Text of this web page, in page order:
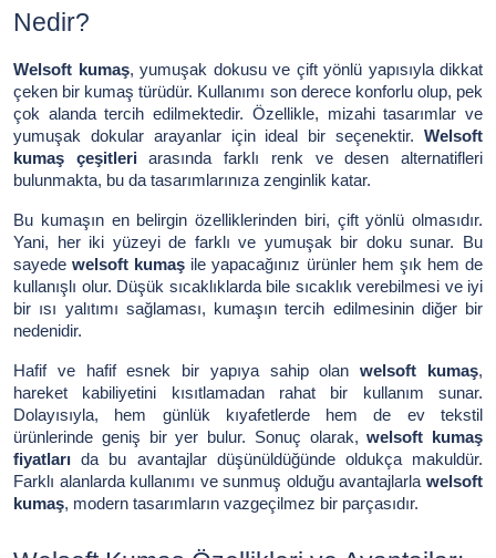
Nedir?
Welsoft kumaş, yumuşak dokusu ve çift yönlü yapısıyla dikkat
çeken bir kumaş türüdür. Kullanımı son derece konforlu olup, pek
çok alanda tercih edilmektedir. Özellikle, mizahi tasarımlar ve
yumuşak dokular arayanlar için ideal bir seçenektir. Welsoft
kumaş çeşitleriarasında farklı renk ve desen alternatifleri
bulunmakta, bu da tasarımlarınıza zenginlik katar.
Bu kumaşın en belirgin özelliklerinden biri, çift yönlü olmasıdır.
Yani, her iki yüzeyi de farklı ve yumuşak bir doku sunar. Bu
sayedewelsoft kumaş ile yapacağınız ürünler hem şık hem de
kullanışlı olur. Düşük sıcaklıklarda bile sıcaklık verebilmesi ve iyi
bir ısı yalıtımı sağlaması, kumaşın tercih edilmesinin diğer bir
nedenidir.
Hafif ve hafif esnek bir yapıya sahip olanwelsoft kumaş,
hareket kabiliyetini kısıtlamadan rahat bir kullanım sunar.
Dolayısıyla, hem günlük kıyafetlerde hem de ev tekstil
ürünlerinde geniş bir yer bulur. Sonuç olarak,welsoft kumaş
fiyatları da bu avantajlar düşünüldüğünde oldukça makuldür.
Farklı alanlarda kullanımı ve sunmuş olduğu avantajlarla welsoft
kumaş, modern tasarımların vazgeçilmez bir parçasıdır.